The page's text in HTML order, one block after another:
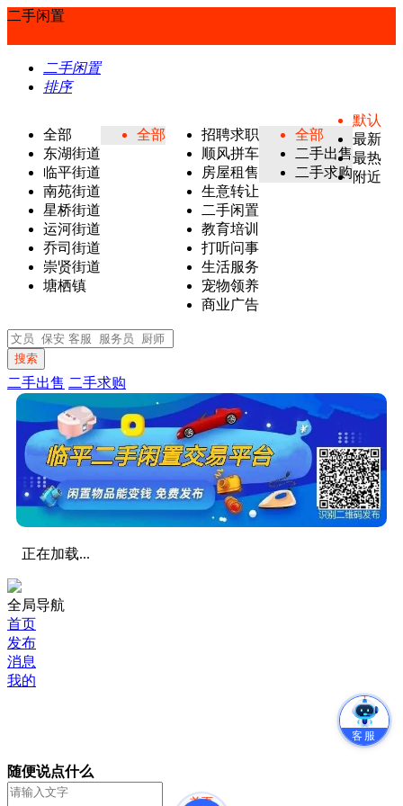
二手闲置
二手闲置
排序
全部
东湖街道
临平街道
南苑街道
星桥街道
运河街道
乔司街道
崇贤街道
塘栖镇
全部
招聘求职
顺风拼车
房屋租售
生意转让
二手闲置
教育培训
打听问事
生活服务
宠物领养
商业广告
全部
二手出售
二手求购
默认
最新
最热
附近
搜索
二手出售 二手求购
正在加载...
全局导航
首页
发布
消息
我的
首页
客服
随便说点什么